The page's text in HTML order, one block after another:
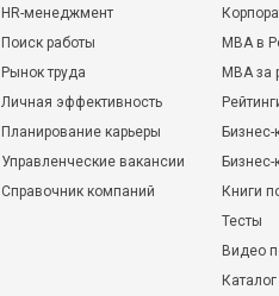
HR-менеджмент
Поиск работы
Рынок труда
Личная эффективность
Планирование карьеры
Управленческие вакансии
Справочник компаний
MBA в
MBA
Бизнес-
Книги
Тесты
Видео